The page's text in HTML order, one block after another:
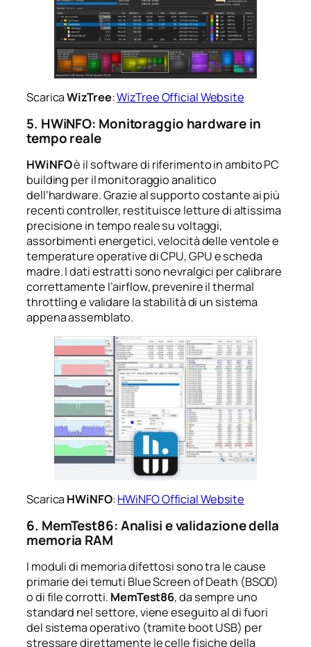
ScaricaWizTree:WizTree Official Website
5. HWiNFO: Monitoraggio hardware in
tempo reale
HWiNFOè il software di riferimento in ambito PC
building per il monitoraggio analitico
dell’hardware. Grazie al supporto costante ai più
recenti controller, restituisce letture di altissima
precisione in tempo reale su voltaggi,
assorbimenti energetici, velocità delle ventole e
temperature operative di CPU, GPU e scheda
madre. I dati estratti sono nevralgici per calibrare
correttamente l’airflow, prevenire ilthermal
throttlinge validare la stabilità di un sistema
appena assemblato.
ScaricaHWiNFO:HWiNFO Official Website
6. MemTest86: Analisi e validazione della
memoria RAM
I moduli di memoria difettosi sono tra le cause
primarie dei temuti Blue Screen of Death (BSOD)
o di file corrotti. MemTest86, da sempre uno
standard nel settore, viene eseguito al di fuori
del sistema operativo (tramite boot USB) per
stressare direttamente le celle fisiche della